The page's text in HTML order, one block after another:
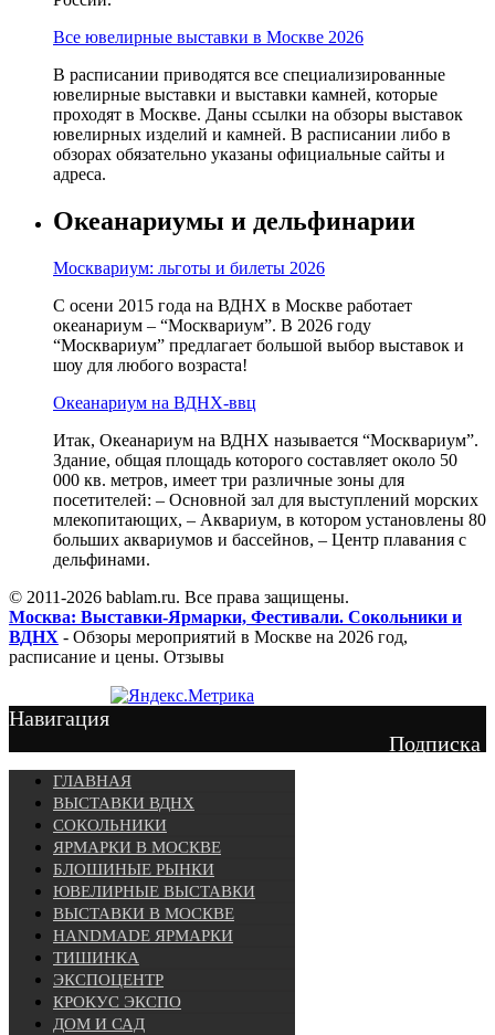
Все ювелирные выставки в Москве 2026
В расписании приводятся все специализированные
ювелирные выставки и выставки камней, которые
проходят в Москве. Даны ссылки на обзоры выставок
ювелирных изделий и камней. В расписании либо в
обзорах обязательно указаны официальные сайты и
адреса.
Океанариумы и дельфинарии
Москвариум: льготы и билеты 2026
С осени 2015 года на ВДНХ в Москве работает
океанариум – “Москвариум”. В 2026 году
“Москвариум” предлагает большой выбор выставок и
шоу для любого возраста!
Океанариум на ВДНХ-ввц
Итак, Океанариум на ВДНХ называется “Москвариум”.
Здание, общая площадь которого составляет около 50
000 кв. метров, имеет три различные зоны для
посетителей: – Основной зал для выступлений морских
млекопитающих, – Аквариум, в котором установлены 80
больших аквариумов и бассейнов, – Центр плавания с
дельфинами.
© 2011-2026 bablam.ru. Все права защищены.
Москва: Выставки-Ярмарки, Фестивали. Сокольники и
ВДНХ - Обзоры мероприятий в Москве на 2026 год,
расписание и цены. Отзывы
Навигация
Подписка
ГЛАВНАЯ
ВЫСТАВКИ ВДНХ
СОКОЛЬНИКИ
ЯРМАРКИ В МОСКВЕ
БЛОШИНЫЕ РЫНКИ
ЮВЕЛИРНЫЕ ВЫСТАВКИ
ВЫСТАВКИ В МОСКВЕ
HANDMADE ЯРМАРКИ
ТИШИНКА
ЭКСПОЦЕНТР
КРОКУС ЭКСПО
ДОМ И САД